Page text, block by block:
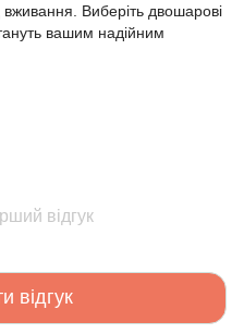
Виберіть двошарові
вашим надійним
відгук
відгук